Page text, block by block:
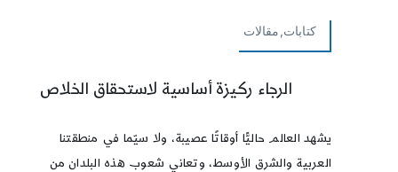
كتابات,مقالات
الرجاء ركيزة أساسية لاستحقاق الخلاص
يشهد العالم حاليًّا أوقاتًا عصيبة، ولا سيّما في منطقتنا
العربية والشرق الأوسط، وتعاني شعوب هذه البلدان من